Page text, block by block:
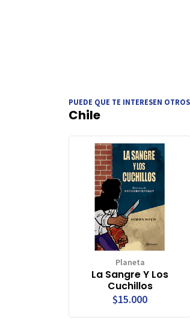
PUEDE QUE TE INTERESEN
Chile
Planeta
La Sangre Y Los
Cuchillos
$15.000